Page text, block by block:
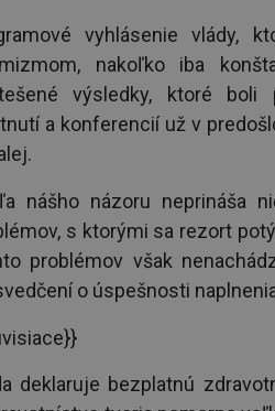
vyhlásenie vlády,
nakoľko iba
výsledky, ktoré boli
a konferencií už v
nášho názoru neprináša
s ktorými sa rezort
problémov však
o úspešnosti
deklaruje bezplatnú